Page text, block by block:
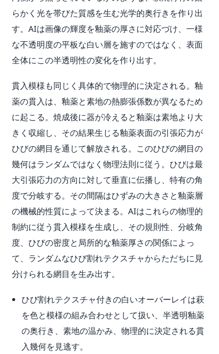
らかく光を帯びた質感を生む光学的奥行きを作り出
す。AIは画像の輝度を釉薬の厚さに対応づけ、一様
な不透明度の平板な白い層を施すのではなく、表面
全体にこの半透明性の変化を作り出す。
貫入模様も同じく具体的で物理的に決定される。釉
薬の貫入は、釉薬と素地の熱膨張係数が異なるため
に起こる。焼成後に器が冷えると釉薬は素地より大
きく収縮し、その結果生じる釉薬表面の引張応力が
ひびの網目を通じて解放される。このひびの網目の
幾何はランダムではなく物理法則に従う。ひびは最
大引張応力の方向に対して垂直に伝播し、特有の角
度で分岐する。その間隔はひずみの大きさと釉薬層
の機械的性質によって決まる。AIはこれらの物理的
制約に従う貫入模様を生成し、その規則性、分岐角
度、ひびの密度と局所的な釉薬厚さの関係によっ
て、ランダムなひび割れテクスチャからただちに見
分けられる網目を生み出す。
ひび割れテクスチャ付きの白いオーバーレイは萩
を色と模様の組み合わせとして扱い、半透明釉薬
の奥行き、素地の温かみ、物理的に決定される貫
入幾何を見逃す。